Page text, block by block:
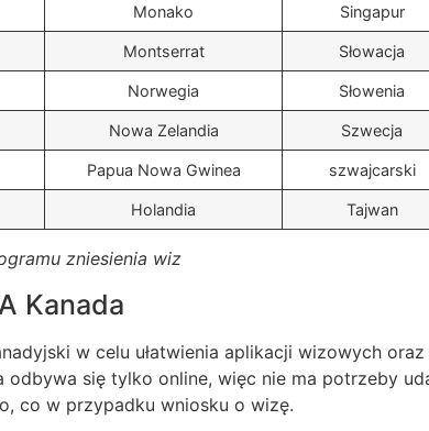
Monako Singapur
Montserrat Słowacja
Norwegia Słowenia
Nowa Zelandia Szwecja
Papua Nowa Gwinea szwajcarski
Holandia Tajwan
zniesienia wiz
Kanada
w celu ułatwienia aplikacji wizowych
odbywa się tylko online, więc nie ma potrzeby
co w przypadku wniosku o wizę.